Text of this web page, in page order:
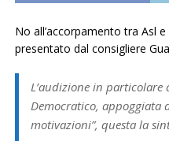
No all’accorpamento tra Asl
presentato dal consigliere
L’audizione in
Democratico, appoggiata
motivazioni”, questa la